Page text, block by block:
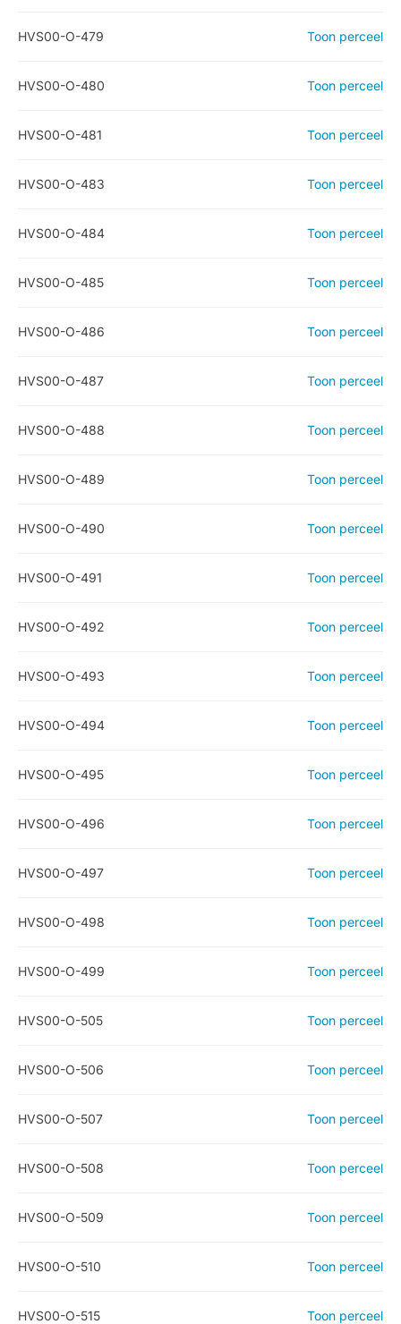
HVS00-O-479 Toon perceel
HVS00-O-480 Toon perceel
HVS00-O-481 Toon perceel
HVS00-O-483 Toon perceel
HVS00-O-484 Toon perceel
HVS00-O-485 Toon perceel
HVS00-O-486 Toon perceel
HVS00-O-487 Toon perceel
HVS00-O-488 Toon perceel
HVS00-O-489 Toon perceel
HVS00-O-490 Toon perceel
HVS00-O-491 Toon perceel
HVS00-O-492 Toon perceel
HVS00-O-493 Toon perceel
HVS00-O-494 Toon perceel
HVS00-O-495 Toon perceel
HVS00-O-496 Toon perceel
HVS00-O-497 Toon perceel
HVS00-O-498 Toon perceel
HVS00-O-499 Toon perceel
HVS00-O-505 Toon perceel
HVS00-O-506 Toon perceel
HVS00-O-507 Toon perceel
HVS00-O-508 Toon perceel
HVS00-O-509 Toon perceel
HVS00-O-510 Toon perceel
HVS00-O-515 Toon perceel